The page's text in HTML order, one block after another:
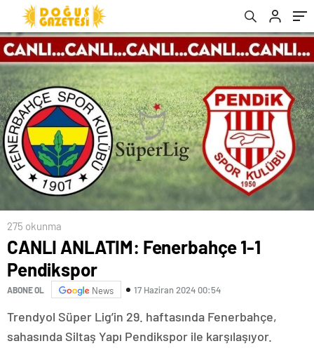
275 okunma
CANLI ANLATIM: Fenerbahçe 1-1
Pendikspor
ABONE OL News 17 Haziran 2024 00:54
Trendyol Süper Lig’in 29. haftasında Fenerbahçe,
sahasında Siltaş Yapı Pendikspor ile karşılaşıyor.